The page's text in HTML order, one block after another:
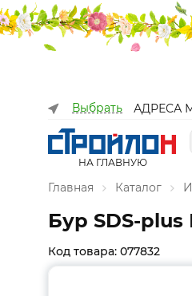
Выбрать АДРЕСА
НА ГЛАВНУЮ
Главная Каталог
Бур SDS-
Код товара: 077832